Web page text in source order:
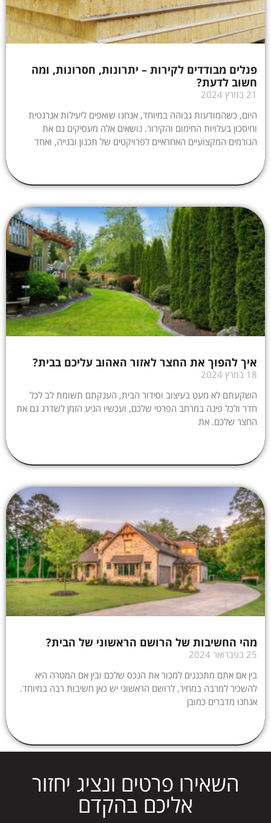
פנלים מבודדים לקירות – יתרונות, חסרונות, ומה
חשוב לדעת?
21 במרץ 2024
היום, כשהמודעות גבוהה במיוחד, אנחנו שואפים ליעילות אנרגטית
וחיסכון בעלויות החימום והקירור. נושאים אלה מעסיקים גם את
הגורמים המקצועיים האחראיים לפרויקטים של תכנון ובנייה, ואחד
איך להפוך את החצר לאזור האהוב עליכם בבית?
18 במרץ 2024
השקעתם לא מעט בעיצוב וסידור הבית, הענקתם תשומת לב לכל
חדר ולכל פינה במרחב הפרטי שלכם, ועכשיו הגיע הזמן לשדרג גם את
החצר שלכם. את
מהי החשיבות של הרושם הראשוני של הבית?
25 בפברואר 2024
בין אם אתם מתכננים למכור את הנכס שלכם ובין אם המטרה היא
להשכיר למרבה במחיר, לרושם הראשוני יש כאן חשיבות רבה במיוחד.
אנחנו מדברים כמובן
השאירו פרטים ונציג יחזור
אליכם בהקדם